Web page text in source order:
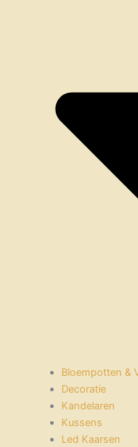
Bloempotten &
Decoratie
Kandelaren
Kussens
Led Kaarsen